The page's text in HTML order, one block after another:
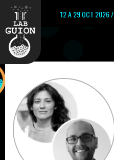
12 A 29 OCT 2026 /